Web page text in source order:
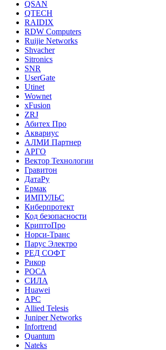
QSAN
QTECH
RAIDIX
RDW Computers
Ruijie Networks
Shvacher
Sitronics
SNR
UserGate
Utinet
Wownet
xFusion
ZRJ
Абитех Про
Аквариус
АЛМИ Партнер
АРГО
Вектор Технологии
Гравитон
ДатаРу
Ермак
ИМПУЛЬС
Киберпротект
Код безопасности
КриптоПро
Норси-Транс
Парус Электро
РЕД СОФТ
Рикор
РОСА
СИЛА
Huawei
APC
Allied Telesis
Juniper Networks
Infortrend
Quantum
Nateks